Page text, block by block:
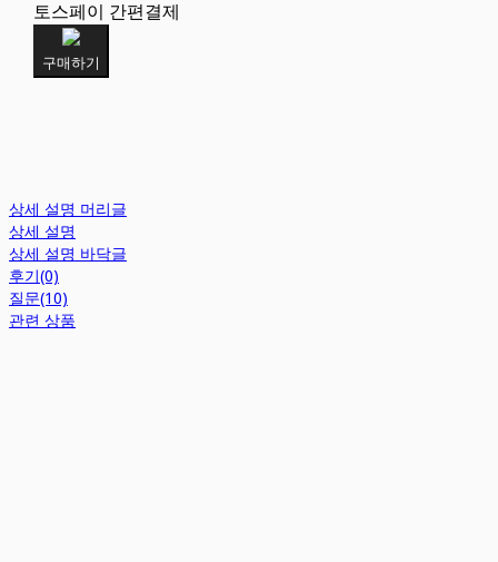
토스페이 간편결제
구매하기
상세 설명 머리글
상세 설명
상세 설명 바닥글
후기(0)
질문(10)
관련 상품